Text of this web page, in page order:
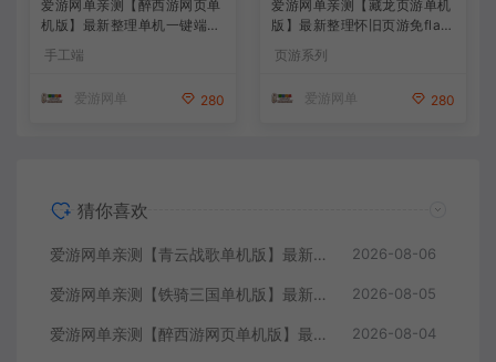
爱游网单亲测【醉西游网页单
机版】最新整理单机一键端Wi
后台 通用视频教学+手工端文
手工端
爱游网单 280
爱游网单亲测【藏龙页游单机
版】最新整理怀旧页游免flas
压一键启动 视频安装教学
页游系列
爱游网单 280
猜你喜欢
爱游网单亲测【青云战歌单机版】最新整理页游修仙单机一键端Win系单机服务端PC客户端 GM后台 通用视频教学+手工端文本教学 2026-08-06
爱游网单亲测【铁骑三国单机版】最新整理页游单机一键端Win系单机服务端PC客户端 GM后台 通用视频教学+手工端文本教学 2026-08-05
爱游网单亲测【醉西游网页单机版】最新整理单机一键端Win系单机服务端PC客户端 GM后台 通用视频教学+手工端文本教学 2026-08-04